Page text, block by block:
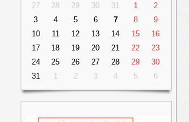
27
28 29 30 31 1
2
3
4 5 6 7 8
9
10
11 12 13 14 15
16
17
18 19 20 21 22
23
24
25 26 27 28 29
30
31
1 2 3 4 5 6